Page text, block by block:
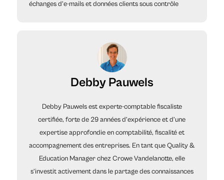
échanges d’e-mails et données clients sous contrôle
Debby Pauwels
Debby Pauwels est experte-comptable fiscaliste
certifiée, forte de 29 années d’expérience et d’une
expertise approfondie en comptabilité, fiscalité et
accompagnement des entreprises. En tant que Quality &
Education Manager chez Crowe Vandelanotte, elle
s’investit activement dans le partage des connaissances